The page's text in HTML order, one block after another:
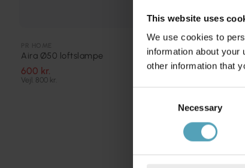
This website uses
We use cookies to
information about
other information that
Necessary
Aira Ø50 loftslampe
600 kr.
Vejl. 800 kr.
Elit
1 215 kr.